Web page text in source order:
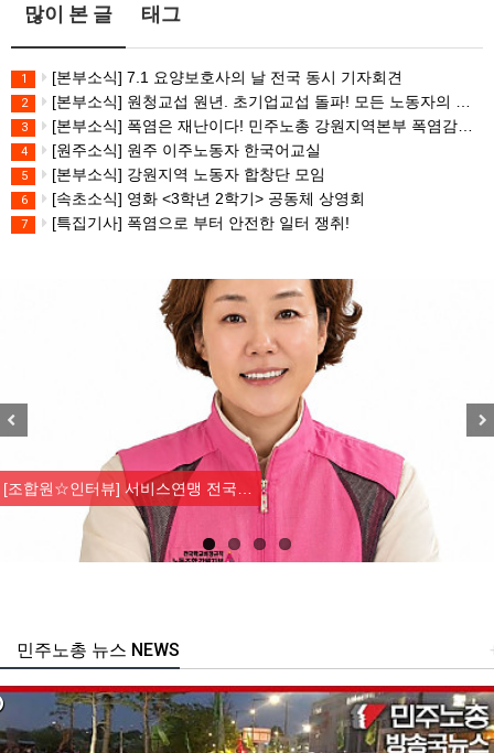
많이 본 글 태그
1 [본부소식] 7.1 요양보호사의 날 전국 동시 기자회견
2 [본부소식] 원청교섭 원년. 초기업교섭 돌파! 모든 노동자의 노동기본권 쟁취! 민주노총 7.15 총파업대회
3 [본부소식] 폭염은 재난이다! 민주노총 강원지역본부 폭염감시단 선포 기자회견
4 [원주소식] 원주 이주노동자 한국어교실
5 [본부소식] 강원지역 노동자 합창단 모임
6 [속초소식] 영화 <3학년 2학기> 공동체 상영회
7 [특집기사] 폭염으로 부터 안전한 일터 쟁취!
[조합원☆인터뷰] 서비스연맹 전국…
주노총 뉴스 NEWS